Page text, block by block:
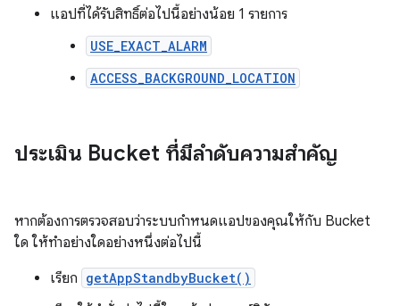
แอปที่ได้รับสิทธิ์ต่อไปนี้อย่างน้อย 1 รายการ
USE_EXACT_ALARM
ACCESS_BACKGROUND_LOCATION
ประเมิน Bucket ที่มีลำดับความสำคัญ
หากต้องการตรวจสอบว่าระบบกำหนดแอปของคุณให้กับ Bucket
ใด ให้ทำอย่างใดอย่างหนึ่งต่อไปนี้
เรียก getAppStandbyBucket()